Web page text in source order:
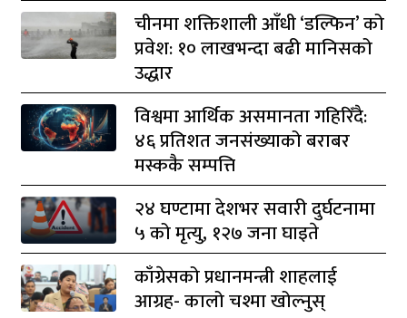
चीनमा शक्तिशाली आँधी ‘डल्फिन’ को
प्रवेश: १० लाखभन्दा बढी मानिसको
उद्धार
विश्वमा आर्थिक असमानता गहिरिँदै:
४६ प्रतिशत जनसंख्याको बराबर
मस्ककै सम्पत्ति
२४ घण्टामा देशभर सवारी दुर्घटनामा
५ को मृत्यु, १२७ जना घाइते
काँग्रेसको प्रधानमन्त्री शाहलाई
आग्रह- कालो चश्मा खोल्नुस्